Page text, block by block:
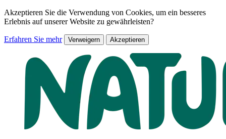
Akzeptieren Sie die Verwendung von Cookies, um ein besseres
Erlebnis auf unserer Website zu gewährleisten?
Erfahren Sie mehr Verweigern Akzeptieren